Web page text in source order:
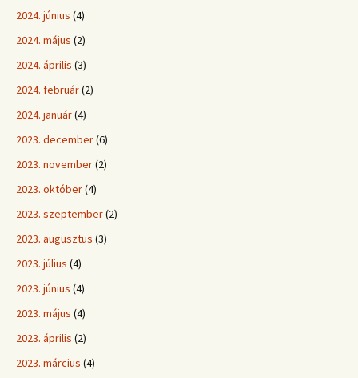
2024. június (4)
2024. május (2)
2024. április (3)
2024. február(2)
2024. január(4)
2023. december(6)
2023. november(2)
2023. október(4)
2023. szeptember(2)
2023. augusztus (3)
2023. július (4)
2023. június (4)
2023. május (4)
2023. április (2)
2023. március (4)